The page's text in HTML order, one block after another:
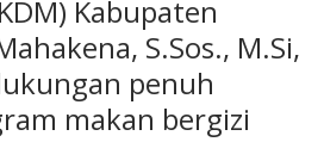
Kabupaten
S.Sos., M.Si,
penuh
makan bergizi